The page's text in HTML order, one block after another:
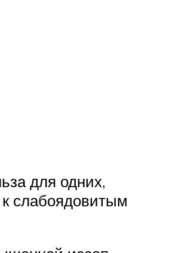
для одних,
к слабоядовитым